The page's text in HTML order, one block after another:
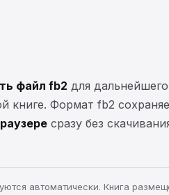
файл fb2 для
книге. Формат fb2
сразу без
автоматически. Книга